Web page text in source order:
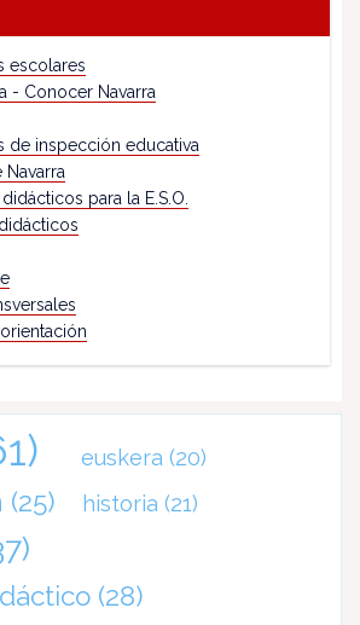
escolares
- Conocer Navarra
de inspección educativa
Navarra
para la E.S.O.
euskera (20)
(25) historia (21)
(28)